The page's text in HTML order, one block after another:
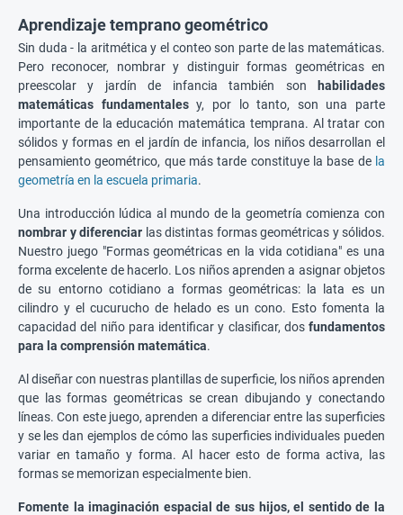
Aprendizaje temprano geométrico
Sin duda - la aritmética y el conteo son parte de las matemáticas.
Pero reconocer, nombrar y distinguir formas geométricas en
preescolar y jardín de infancia también son
habilidades
matemáticas fundamentalesy, por lo tanto, son una parte
importante de la educación matemática temprana. Al tratar con
sólidos y formas en el jardín de infancia, los niños desarrollan el
pensamiento geométrico, que más tarde constituye la base de la
geometría en la escuela primaria.
Una introducción lúdica al mundo de la geometría comienza con
nombrar y diferenciar las distintas formas geométricas y sólidos.
Nuestro juego "Formas geométricas en la vida cotidiana" es una
forma excelente de hacerlo. Los niños aprenden a asignar objetos
de su entorno cotidiano a formas geométricas: la lata es un
cilindro y el cucurucho de helado es un cono. Esto fomenta la
capacidad del niño para identificar y clasificar, dos fundamentos
para la comprensión matemática.
Al diseñar con nuestras plantillas de superficie, los niños aprenden
que las formas geométricas se crean dibujando y conectando
líneas. Con este juego, aprenden a diferenciar entre las superficies
y se les dan ejemplos de cómo las superficies individuales pueden
variar en tamaño y forma. Al hacer esto de forma activa, las
formas se memorizan especialmente bien.
Fomente la imaginación espacial de sus hijos, el sentido de la